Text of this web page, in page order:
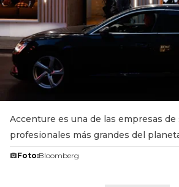
Accenture es una de las empresas de
profesionales más grandes del
Foto:Bloomberg